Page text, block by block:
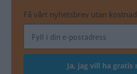
Få vårt nyhetsbrev utan kostnad